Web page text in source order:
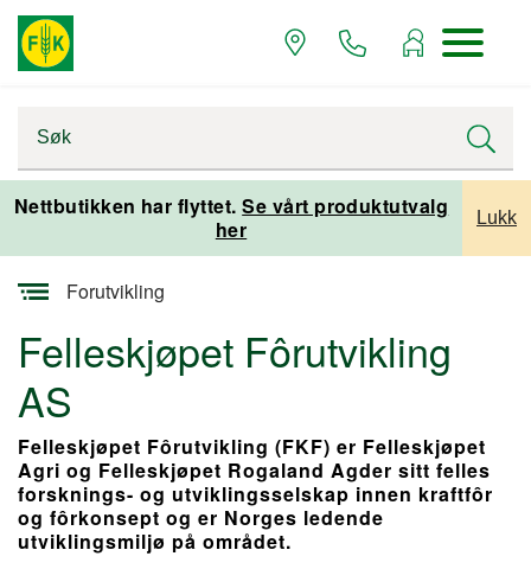
Nettbutikken har flyttet.Se vårt produktutvalg
her
Lukk
Startsiden
Forutvikling
Felleskjøpet Fôrutvikling
AS
Felleskjøpet Fôrutvikling (FKF) er Felleskjøpet
Agri og Felleskjøpet Rogaland Agder sitt felles
forsknings- og utviklingsselskap innen kraftfôr
og fôrkonsept og er Norges ledende
utviklingsmiljø på området.